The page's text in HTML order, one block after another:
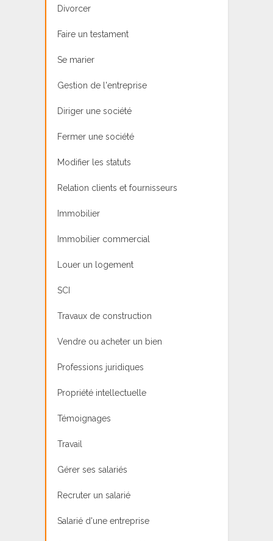
Divorcer
Faire un testament
Se marier
Gestion de l'entreprise
Diriger une société
Fermer une société
Modifier les statuts
Relation clients et fournisseurs
Immobilier
Immobilier commercial
Louer un logement
SCI
Travaux de construction
Vendre ou acheter un bien
Professions juridiques
Propriété intellectuelle
Témoignages
Travail
Gérer ses salariés
Recruter un salarié
Salarié d'une entreprise